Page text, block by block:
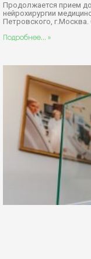
Продолжается прием
нейрохирургии
Петровского,
Подробнее... »